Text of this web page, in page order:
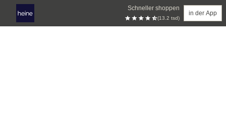
Schneller shoppen
(13.2 tsd)
in der App